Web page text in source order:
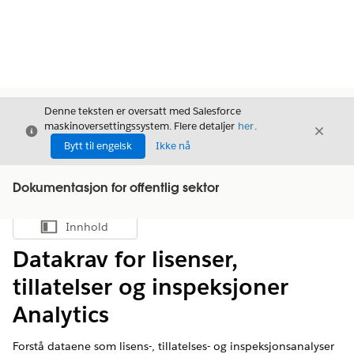
Avslutt
Denne teksten er oversatt med Salesforce
maskinoversettingssystem. Flere detaljer her.
Bytt til engelsk
Ikke nå
Avslutt
Dokumentasjon for offentlig sektor
Vis innholdsfortegnelse
Innhold
Datakrav for lisenser,
tillatelser og inspeksjoner
Analytics
Forstå dataene som lisens-, tillatelses- og inspeksjonsanalyser